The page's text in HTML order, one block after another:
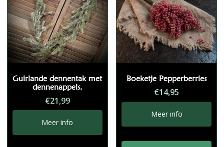
Guirlande dennentak met
dennenappels.
€21,99
Meer info
Boeketje Pepperberries
€14,95
Meer info